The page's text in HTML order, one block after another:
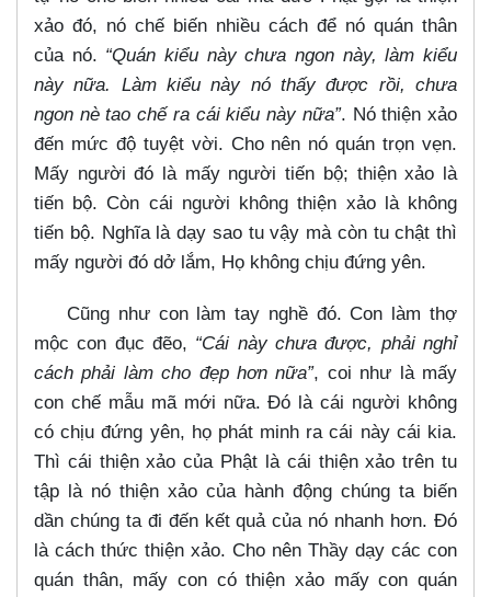
xảo đó, nó chế biến nhiều cách để nó quán thân
của nó. “Quán kiểu này chưa ngon này, làm kiểu
này nữa. Làm kiểu này nó thấy được rồi, chưa
ngon nè tao chế ra cái kiểu này nữa”. Nó thiện xảo
đến mức độ tuyệt vời. Cho nên nó quán trọn vẹn.
Mấy người đó là mấy người tiến bộ; thiện xảo là
tiến bộ. Còn cái người không thiện xảo là không
tiến bộ. Nghĩa là dạy sao tu vậy mà còn tu chật thì
mấy người đó dở lắm, Họ không chịu đứng yên.
Cũng như con làm tay nghề đó. Con làm thợ
mộc con đục đẽo, “Cái này chưa được, phải nghỉ
cách phải làm cho đẹp hơn nữa”, coi như là mấy
con chế mẫu mã mới nữa. Đó là cái người không
có chịu đứng yên, họ phát minh ra cái này cái kia.
Thì cái thiện xảo của Phật là cái thiện xảo trên tu
tập là nó thiện xảo của hành động chúng ta biến
dần chúng ta đi đến kết quả của nó nhanh hơn. Đó
là cách thức thiện xảo. Cho nên Thầy dạy các con
quán thân, mấy con có thiện xảo mấy con quán